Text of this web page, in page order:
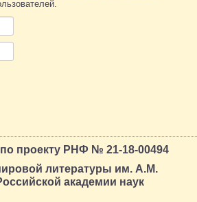
проекту РНФ № 21-18-00494
литературы им. А.М.
академии наук